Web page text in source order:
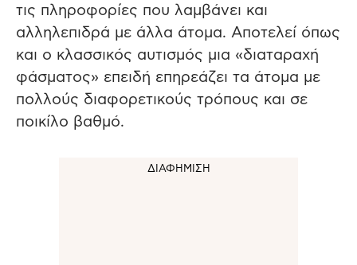
τις πληροφορίες που λαμβάνει και
αλληλεπιδρά με άλλα άτομα. Αποτελεί όπως
και ο κλασσικός αυτισμός μια «διαταραχή
φάσματος» επειδή επηρεάζει τα άτομα με
πολλούς διαφορετικούς τρόπους και σε
ποικίλο βαθμό.